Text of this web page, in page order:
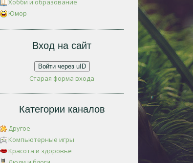
Хобби и образование
Юмор
Вход на сайт
Войти через uID
Старая форма входа
Категории каналов
Другое
Компьютерные игры
Красота и здоровье